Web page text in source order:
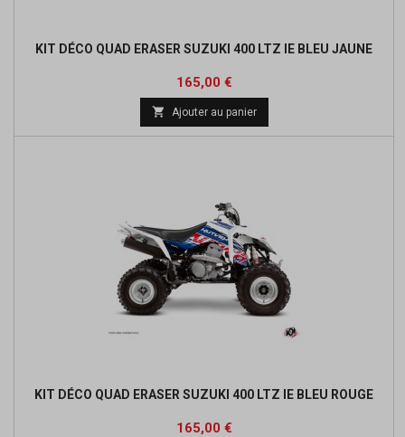
KIT DÉCO QUAD ERASER SUZUKI 400 LTZ IE BLEU JAUNE
Prix
165,00 €
 Ajouter au panier
KIT DÉCO QUAD ERASER SUZUKI 400 LTZ IE BLEU ROUGE
Prix
165,00 €